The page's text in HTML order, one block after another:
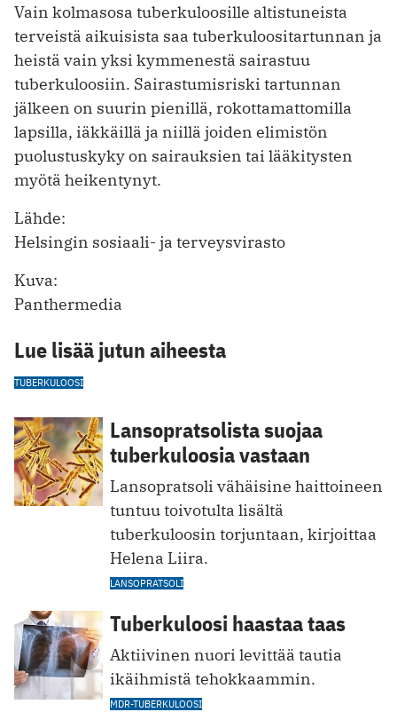
Vain kolmasosa tuberkuloosille altistuneista
terveistä aikuisista saa tuberkuloositartunnan ja
heistä vain yksi kymmenestä sairastuu
tuberkuloosiin. Sairastumisriski tartunnan
jälkeen on suurin pienillä, rokottamattomilla
lapsilla, iäkkäillä ja niillä joiden elimistön
puolustuskyky on sairauksien tai lääkitysten
myötä heikentynyt.
Lähde:
Helsingin sosiaali- ja terveysvirasto
Kuva:
Panthermedia
Lue lisää jutun aiheesta
TUBERKULOOSI
Lansopratsolista suojaa
tuberkuloosia vastaan
Lansopratsoli vähäisine haittoineen
tuntuu toivotulta lisältä
tuberkuloosin torjuntaan, kirjoittaa
Helena Liira.
LANSOPRATSOLI
Tuberkuloosi haastaa taas
Aktiivinen nuori levittää tautia
ikäihmistä tehokkaammin.
MDR-TUBERKULOOSI